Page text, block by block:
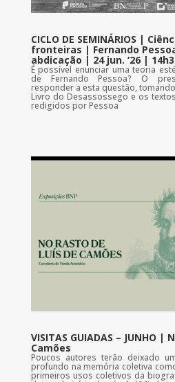
CICLO DE SEMINÁRIOS |
fronteiras | Fernando
abdicação | 24 jun. ’26 |
É possível enunciar uma teoria
de Fernando Pessoa? O
responder a esta questão,
Livro do Desassossego e os
redigidos por Pessoa
VISITAS GUIADAS – JUNHO |
Camões
Poucos autores terão deixado
profundo na memória coletiva
primeiros usos coletivos da